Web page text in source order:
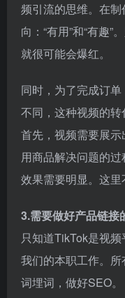
频引流的思维。在
向：“有用”和“有趣”
就很可能会爆红。
同时，为了完成订
不同，这种视频的转
首先，视频需要展
用商品解决问题的
效果需要明显。这里
3.需要做好产品链接
只知道TikTok是视
我们的本职工作。
词埋词，做好SEO。